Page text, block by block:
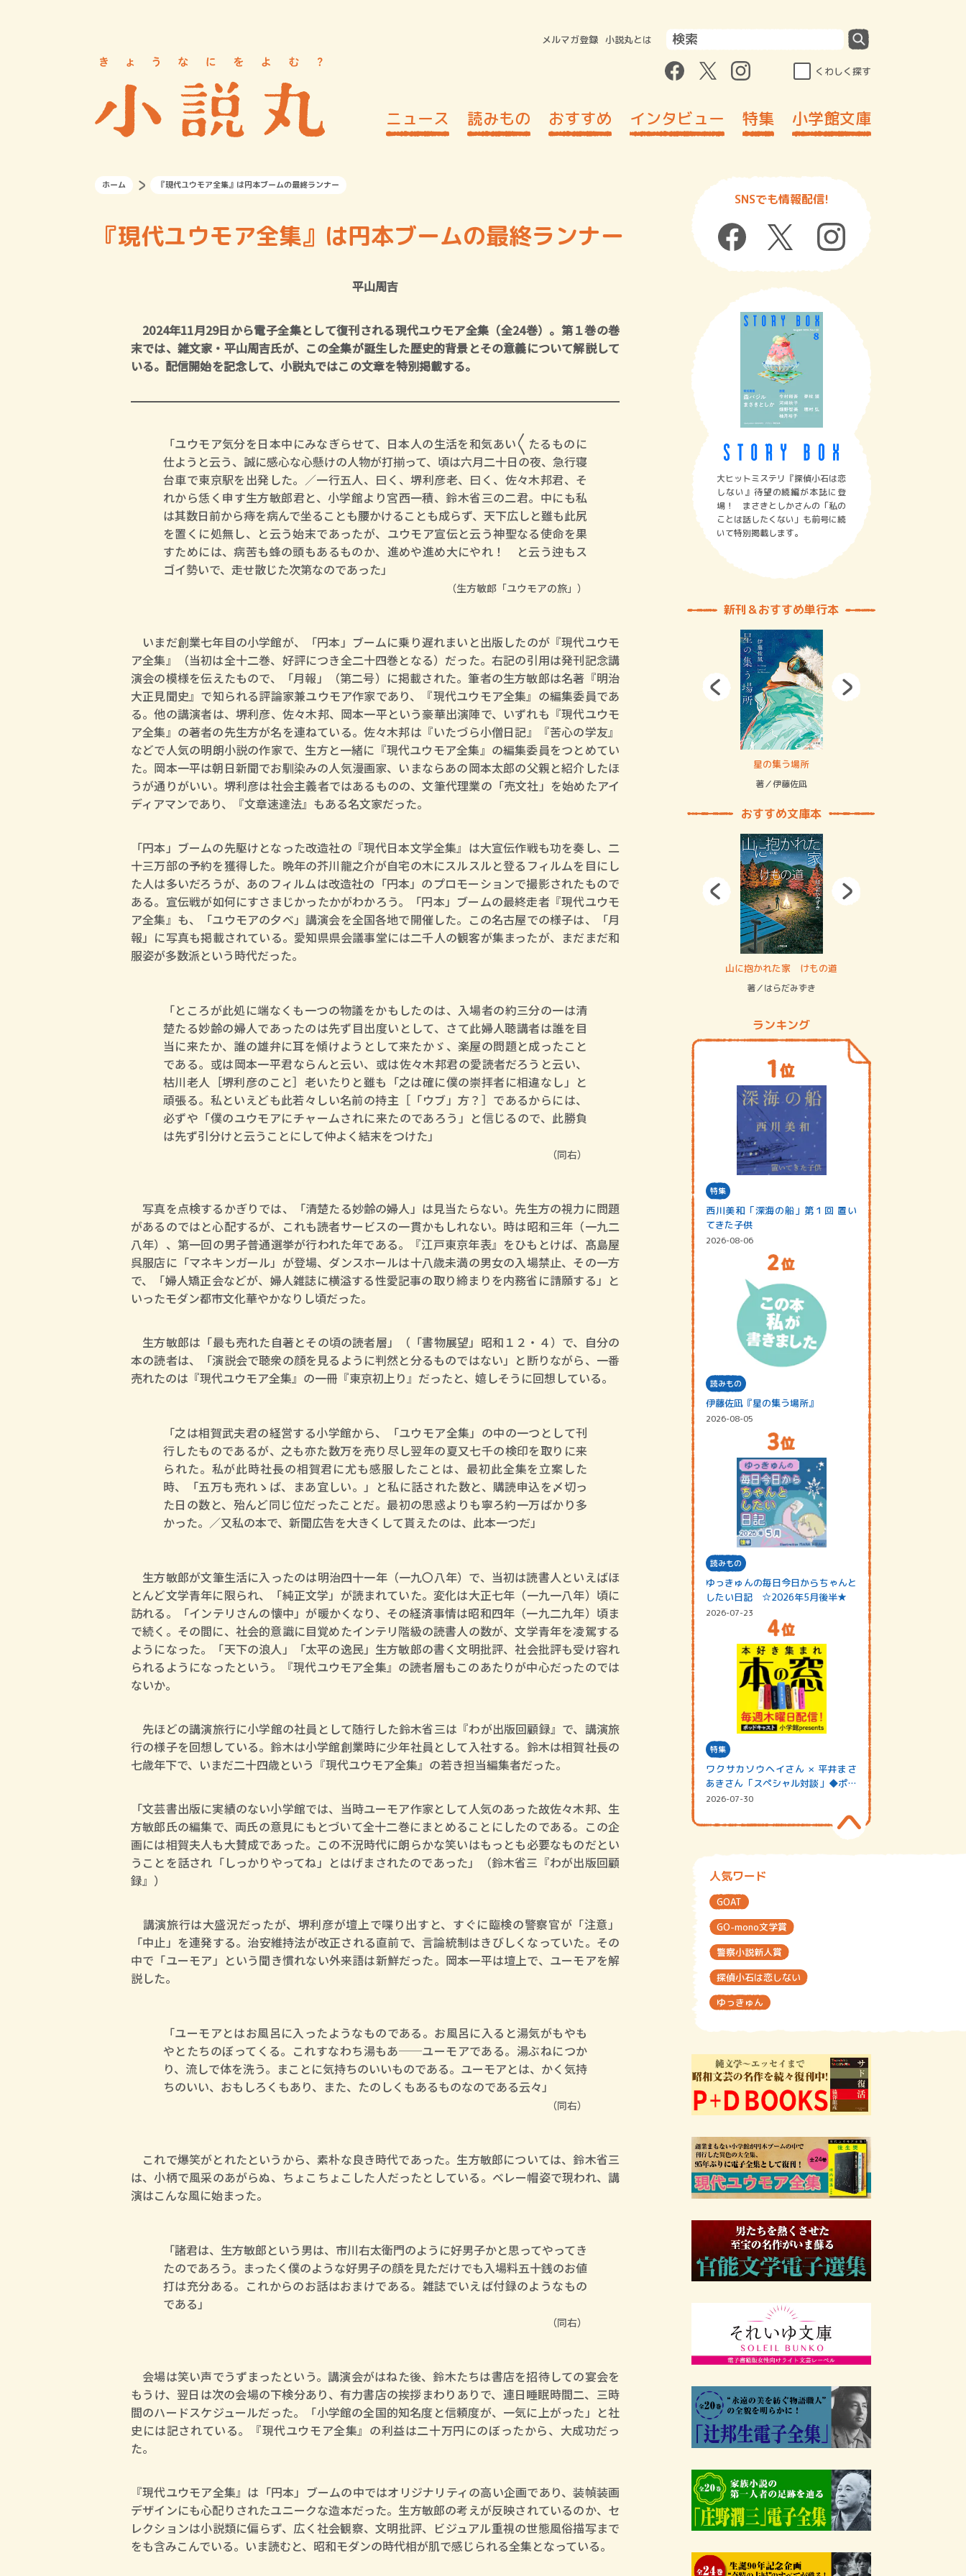
メルマガ登録 小説丸とは
くわしく探す
ニュース 読みもの おすすめ インタビュー 特集 小学館文庫
ホーム 『現代ユウモア全集』は円本ブームの最終ランナー
『現代ユウモア全集』は円本ブームの最終ランナー
平山周吉
2024年11月29日から電子全集として復刊される現代ユウモア全集（全24巻）。第１巻の巻
末では、雑文家・平山周吉氏が、この全集が誕生した歴史的背景とその意義について解説して
いる。配信開始を記念して、小説丸ではこの文章を特別掲載する。
「ユウモア気分を日本中にみなぎらせて、日本人の生活を和気あい〳〵たるものに
仕ようと云う、誠に感心な心懸けの人物が打揃って、頃は六月二十日の夜、急行寝
台車で東京駅を出発した。／一行五人、曰く、堺利彦老、曰く、佐々木邦君、そ
れから恁く申す生方敏郎君と、小学館より宮西一積、鈴木省三の二君。中にも私
は其数日前から痔を病んで坐ることも腰かけることも成らず、天下広しと雖も此尻
を置くに処無し、と云う始末であったが、ユウモア宣伝と云う神聖なる使命を果
すためには、病苦も蜂の頭もあるものか、進めや進め大にやれ！ と云う迚もス
ゴイ勢いで、走せ散じた次第なのであった」
（生方敏郎「ユウモアの旅」）
いまだ創業七年目の小学館が、「円本」ブームに乗り遅れまいと出版したのが『現代ユウモ
ア全集』（当初は全十二巻、好評につき全二十四巻となる）だった。右記の引用は発刊記念講
演会の模様を伝えたもので、「月報」（第二号）に掲載された。筆者の生方敏郎は名著『明治
大正見聞史』で知られる評論家兼ユウモア作家であり、『現代ユウモア全集』の編集委員であ
る。他の講演者は、堺利彦、佐々木邦、岡本一平という豪華出演陣で、いずれも『現代ユウモ
ア全集』の著者の先生方が名を連ねている。佐々木邦は『いたづら小僧日記』『苦心の学友』
などで人気の明朗小説の作家で、生方と一緒に『現代ユウモア全集』の編集委員をつとめてい
た。岡本一平は朝日新聞でお馴染みの人気漫画家、いまならあの岡本太郎の父親と紹介したほ
うが通りがいい。堺利彦は社会主義者ではあるものの、文筆代理業の「売文社」を始めたアイ
ディアマンであり、『文章速達法』もある名文家だった。
「円本」ブームの先駆けとなった改造社の『現代日本文学全集』は大宣伝作戦も功を奏し、二
十三万部の予約を獲得した。晩年の芥川龍之介が自宅の木にスルスルと登るフィルムを目にし
た人は多いだろうが、あのフィルムは改造社の「円本」のプロモーションで撮影されたもので
ある。宣伝戦が如何にすさまじかったかがわかろう。「円本」ブームの最終走者『現代ユウモ
ア全集』も、「ユウモアの夕べ」講演会を全国各地で開催した。この名古屋での様子は、「月
報」に写真も掲載されている。愛知県県会議事堂には二千人の観客が集まったが、まだまだ和
服姿が多数派という時代だった。
「ところが此処に端なくも一つの物議をかもしたのは、入場者の約三分の一は清
楚たる妙齢の婦人であったのは先ず目出度いとして、さて此婦人聴講者は誰を目
当に来たか、誰の雄弁に耳を傾けようとして来たかゞ、楽屋の問題と成ったこと
である。或は岡本一平君ならんと云い、或は佐々木邦君の愛読者だろうと云い、
枯川老人［堺利彦のこと］老いたりと雖も「之は確に僕の崇拝者に相違なし」と
頑張る。私といえども此若々しい名前の持主［「ウブ」方？］であるからには、
必ずや「僕のユウモアにチャームされに来たのであろう」と信じるので、此勝負
は先ず引分けと云うことにして仲よく結末をつけた」
（同右）
写真を点検するかぎりでは、「清楚たる妙齢の婦人」は見当たらない。先生方の視力に問題
があるのではと心配するが、これも読者サービスの一貫かもしれない。時は昭和三年（一九二
八年）、第一回の男子普通選挙が行われた年である。『江戸東京年表』をひもとけば、髙島屋
呉服店に「マネキンガール」が登場、ダンスホールは十八歳未満の男女の入場禁止、その一方
で、「婦人矯正会などが、婦人雑誌に横溢する性愛記事の取り締まりを内務省に請願する」と
いったモダン都市文化華やかなりし頃だった。
生方敏郎は「最も売れた自著とその頃の読者層」（「書物展望」昭和１２・４）で、自分の
本の読者は、「演説会で聴衆の顔を見るように判然と分るものではない」と断りながら、一番
売れたのは『現代ユウモア全集』の一冊『東京初上り』だったと、嬉しそうに回想している。
「之は相賀武夫君の経営する小学館から、「ユウモア全集」の中の一つとして刊
行したものであるが、之も亦た数万を売り尽し翌年の夏又七千の検印を取りに来
られた。私が此時社長の相賀君に尤も感服したことは、最初此全集を立案した
時、「五万も売れゝば、まあ宜しい。」と私に話された数と、購読申込を〆切っ
た日の数と、殆んど同じ位だったことだ。最初の思惑よりも寧ろ約一万ばかり多
かった。／又私の本で、新聞広告を大きくして貰えたのは、此本一つだ」
生方敏郎が文筆生活に入ったのは明治四十一年（一九〇八年）で、当初は読書人といえばほ
とんど文学青年に限られ、「純正文学」が読まれていた。変化は大正七年（一九一八年）頃に
訪れる。「インテリさんの懐中」が暖かくなり、その経済事情は昭和四年（一九二九年）頃ま
で続く。その間に、社会的意識に目覚めたインテリ階級の読書人の数が、文学青年を凌駕する
ようになった。「天下の浪人」「太平の逸民」生方敏郎の書く文明批評、社会批評も受け容れ
られるようになったという。『現代ユウモア全集』の読者層もこのあたりが中心だったのでは
ないか。
先ほどの講演旅行に小学館の社員として随行した鈴木省三は『わが出版回顧録』で、講演旅
行の様子を回想している。鈴木は小学館創業時に少年社員として入社する。鈴木は相賀社長の
七歳年下で、いまだ二十四歳という『現代ユウモア全集』の若き担当編集者だった。
「文芸書出版に実績のない小学館では、当時ユーモア作家として人気のあった故佐々木邦、生
方敏郎氏の編集で、両氏の意見にもとづいて全十二巻にまとめることにしたのである。この企
画には相賀夫人も大賛成であった。この不況時代に朗らかな笑いはもっとも必要なものだとい
うことを話され「しっかりやってね」とはげまされたのであった」（鈴木省三『わが出版回顧
録』）
講演旅行は大盛況だったが、堺利彦が壇上で喋り出すと、すぐに臨検の警察官が「注意」
「中止」を連発する。治安維持法が改正される直前で、言論統制はきびしくなっていた。その
中で「ユーモア」という聞き慣れない外来語は新鮮だった。岡本一平は壇上で、ユーモアを解
説した。
「ユーモアとはお風呂に入ったようなものである。お風呂に入ると湯気がもやも
やとたちのぼってくる。これすなわち湯もあ──ユーモアである。湯ぶねにつか
り、流しで体を洗う。まことに気持ちのいいものである。ユーモアとは、かく気持
ちのいい、おもしろくもあり、また、たのしくもあるものなのである云々」
（同右）
これで爆笑がとれたというから、素朴な良き時代であった。生方敏郎については、鈴木省三
は、小柄で風采のあがらぬ、ちょこちょこした人だったとしている。ベレー帽姿で現われ、講
演はこんな風に始まった。
「諸君は、生方敏郎という男は、市川右太衛門のように好男子かと思ってやってき
たのであろう。まったく僕のような好男子の顔を見ただけでも入場料五十銭のお値
打は充分ある。これからのお話はおまけである。雑誌でいえば付録のようなもの
である」
（同右）
会場は笑い声でうずまったという。講演会がはねた後、鈴木たちは書店を招待しての宴会を
もうけ、翌日は次の会場の下検分あり、有力書店の挨拶まわりありで、連日睡眠時間二、三時
間のハードスケジュールだった。「小学館の全国的知名度と信頼度が、一気に上がった」と社
史には記されている。『現代ユウモア全集』の利益は二十万円にのぼったから、大成功だっ
た。
『現代ユウモア全集』は「円本」ブームの中ではオリジナリティの高い企画であり、装幀装画
デザインにも心配りされたユニークな造本だった。生方敏郎の考えが反映されているのか、セ
レクションは小説類に偏らず、広く社会観察、文明批評、ビジュアル重視の世態風俗描写まで
をも含みこんでいる。いま読むと、昭和モダンの時代相が肌で感じられる全集となっている。
SNSでも情報配信!
大ヒットミステリ『探偵小石は恋
しない』待望の続編が本誌に登
場！ まさきとしかさんの「私の
ことは話したくない」も前号に続
いて特別掲載します。
新刊＆おすすめ単行本
賞金稼ぎスリーサム！ 二重拘束の…
著／川瀬七緒
星の集う場所
著／伊藤佐凪
おすすめ文庫本
山に抱かれた家 けもの道
著／はらだみずき
ランキング
特集
西川美和「深海の船」第１回 置い
てきた子供
2026-08-06
読みもの
伊藤佐凪『星の集う場所』
2026-08-05
読みもの
ゆっきゅんの毎日今日からちゃんと
したい日記 ☆2026年5月後半★
2026-07-23
特集
ワクサカソウヘイさん × 平井まさ
あきさん「スペシャル対談」◆ポッ
ドキャスト…
2026-07-30
人気ワード
GOAT
GO-mono文学賞
警察小説新人賞
探偵小石は恋しない
ゆっきゅん